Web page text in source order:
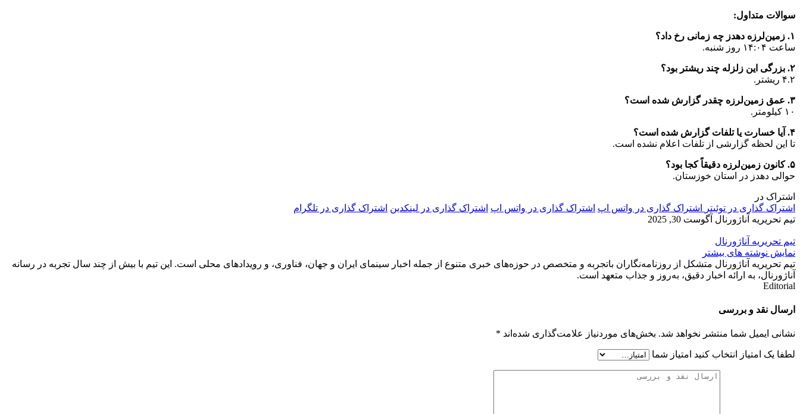
سوالات متداول:
۱. زمین‌لرزه دهدز چه زمانی رخ داد؟
ساعت ۱۴:۰۴ روز شنبه.
۲. بزرگی این زلزله چند ریشتر بود؟
۴.۲ ریشتر.
۳. عمق زمین‌لرزه چقدر گزارش شده است؟
۱۰ کیلومتر.
۴. آیا خسارت یا تلفات گزارش شده است؟
تا این لحظه گزارشی از تلفات اعلام نشده است.
۵. کانون زمین‌لرزه دقیقاً کجا بود؟
حوالی دهدز در استان خوزستان.
اشتراک در
اشتراک گذاری در توئیتر
اشتراک گذاری در واتس اپ اشتراک گذاری در واتس اپ اشتراک گذاری در لینکدین اشتراک گذاری در تلگرام
تیم تحریریه آناژورنال آگوست 30, 2025
تیم تحریریه آناژورنال
نمایش نوشته های بیشتر
تیم تحریریه آناژورنال متشکل از روزنامه‌نگاران باتجربه و متخصص در حوزه‌های خبری متنوع از جمله اخبار سینمای ایران و جهان، فناوری، و رویدادهای محلی است. این تیم با بیش از چند سال تجربه در رسانه‌
آناژورنال، به ارائه اخبار دقیق، به‌روز و جذاب متعهد است.
Editorial
ارسال نقد و بررسی
نشانی ایمیل شما منتشر نخواهد شد. بخش‌های موردنیاز علامت‌گذاری شده‌اند *
لطفا یک امتیاز انتخاب کنید امتیاز شما